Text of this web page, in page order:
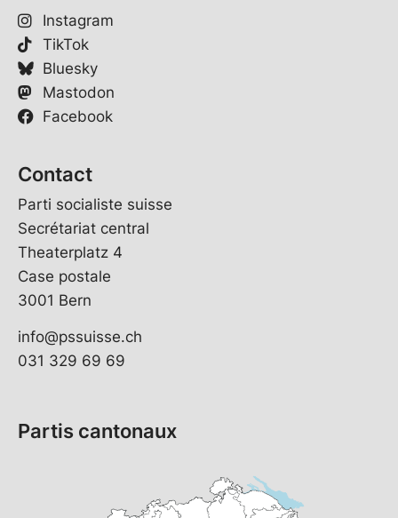
Instagram
TikTok
Bluesky
Mastodon
Facebook
Contact
Parti socialiste suisse
Secrétariat central
Theaterplatz 4
Case postale
3001 Bern
info@pssuisse.ch
031 329 69 69
Partis cantonaux